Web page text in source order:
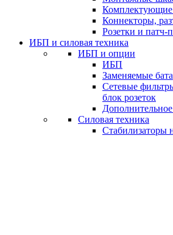
Комплектующие
Коннекторы,
Розетки и патч-
ИБП и силовая техника
ИБП и опции
ИБП
Заменяемые
Сетевые
блок розеток
Силовая техника
Стабилизаторы